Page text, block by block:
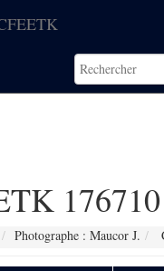
176710
Photographe : Maucor J.